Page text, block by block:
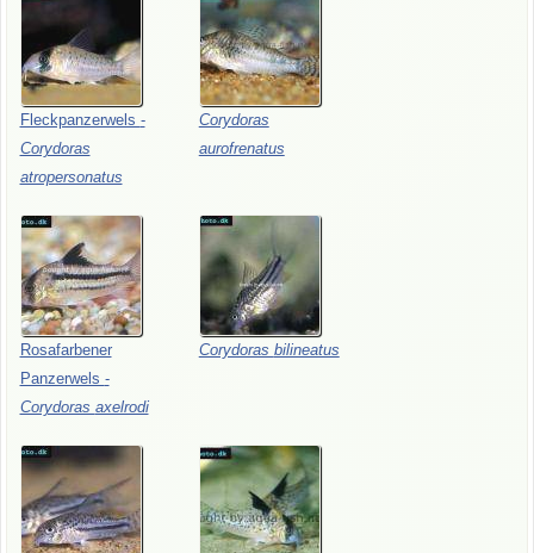
Fleckpanzerwels -
Corydoras
atropersonatus
Corydoras
aurofrenatus
Rosafarbener
Panzerwels -
Corydoras axelrodi
Corydoras bilineatus